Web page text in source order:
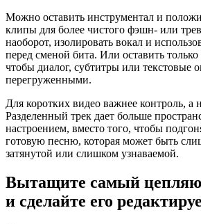
Можно оставить инструментал и
клипы для более чистого фэшн‑ или
наоборот, изолировать вокал и
перед сменой бита. Или оставить
чтобы диалог, субтитры или текстовые
перегруженными.
Для коротких видео важнее контроль, а
Разделенный трек дает больше
настроением, вместо того, чтобы
готовую песню, которая может быть
затянутой или слишком узнаваемой.
Вытащите самый
и сделайте его